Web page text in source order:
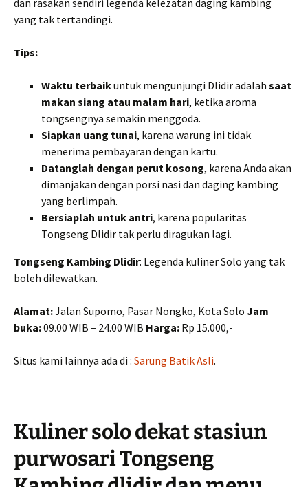
yang tak tertandingi.
Tips:
Waktu terbaikuntuk mengunjungi Dlidir adalah saat
makan siang atau malam hari, ketika aroma
tongsengnya semakin menggoda.
Siapkan uang tunai, karena warung ini tidak
menerima pembayaran dengan kartu.
Datanglah dengan perut kosong, karena Anda akan
dimanjakan dengan porsi nasi dan daging kambing
yang berlimpah.
Bersiaplah untuk antri, karena popularitas
Tongseng Dlidir tak perlu diragukan lagi.
Tongseng Kambing Dlidir: Legenda kuliner Solo yang tak
boleh dilewatkan.
Alamat:Jalan Supomo, Pasar Nongko, Kota Solo Jam
buka:09.00 WIB – 24.00 WIB Harga: Rp 15.000,-
Situs kami lainnya ada di : Sarung Batik Asli.
Kuliner solo dekat stasiun
purwosari Tongseng